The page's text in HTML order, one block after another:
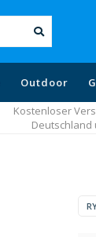
Outdoor
Kostenloser
Deutschland